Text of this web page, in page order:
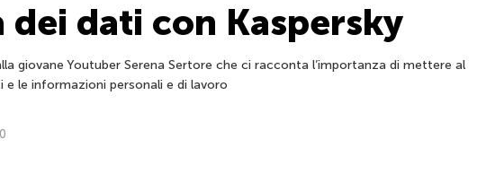
dei dati con Kaspersky
giovane Youtuber Serena Sertore che ci racconta l’importanza di mettere al
e le informazioni personali e di lavoro